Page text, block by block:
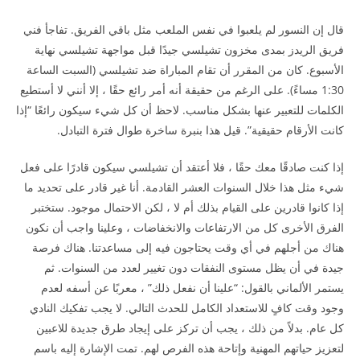
قال إن النسور لم يلعبوا في نفس الملعب مثل باقي الفريق. تفاجأ فني
فريق الريدز بمدى مخزون تشيلسي جيدًا قبل مواجهة تشيلسي نهاية
الأسبوع. كان من المقرر أن تقام المباراة ضد تشيلسي (السبت الساعة
1:30 مساءً). على الرغم من حقيقة أنه أمر رائع حقًا ، إلا أنني لا أستطيع
الكلمات للتعبير عنها بشكل مناسب. لاحظ أن كل شيء سيكون رائعًا “إذا
كانت الأرقام حقيقية”. قيل هذا بنبرة ساخرة طوال فترة التبادل.
إذا كنت صادقًا معك حقًا ، فلا أعتقد أن تشيلسي سيكون قادرًا على فعل
شيء مثل هذا خلال السنوات العشر القادمة. أنا غير قادر على تحديد ما
إذا كانوا قادرين على القيام بذلك أم لا ، لكن الاحتمال موجود. ستختبر
الفرق الأخرى كل من الارتفاعات والانخفاضات ، وعلينا واجب أن نكون
هناك من أجلهم في أي وقت يحتاجون فيه إلى مساعدتنا. هناك فرصة
جيدة في أن يظل مستوى النفقات دون تغيير لعدد من السنوات. ثم
يستمر الألماني بالقول: “علينا أن نفعل ذلك” ، معربًا عن أسفه لعدم
وجود وقت كافٍ للاستعداد الكامل للحدث التالي. لا يجب تفكيك النادي
كل عام. بدلاً من ذلك ، يجب أن تركز على إيجاد طرق جديدة للاعبين
لتعزيز حياتهم المهنية وإتاحة هذه الفرص لهم. تمت الإشارة إليه باسم